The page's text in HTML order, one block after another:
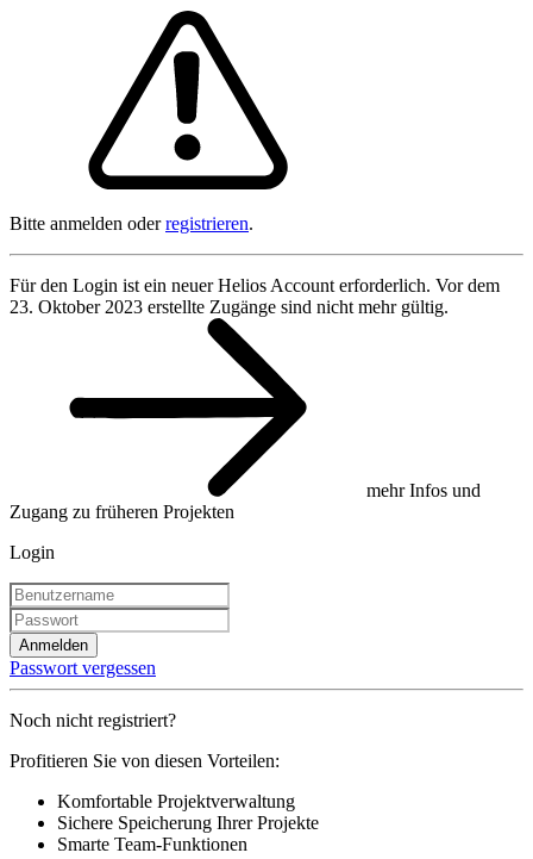
Bitte anmelden oderregistrieren.
Für den Login ist ein neuer Helios Account erforderlich. Vor dem
23. Oktober 2023 erstellte Zugänge sind nicht mehr gültig.
mehr Infos und
Zugang zu früheren Projekten
Login
Anmelden
Passwort vergessen
Noch nicht registriert?
Profitieren Sie von diesen Vorteilen:
Komfortable Projektverwaltung
Sichere Speicherung Ihrer Projekte
Smarte Team-Funktionen